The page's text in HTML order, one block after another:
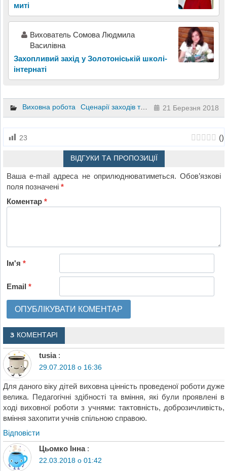
миті
Вихователь Сомова Людмила
Василівна
Захопливий захід у Золотоніській школі-
інтернаті
Виховна робота Сценарії заходів та свят 1 клас 2 клас
21 Березня 2018
23 ()
ВІДГУКИ ТА ПРОПОЗИЦІЇ
Ваша e-mail адреса не оприлюднюватиметься. Обов’язкові
поля позначені*
Коментар*
Ім'я*
Email*
3 КОМЕНТАРІ
tusia :
29.07.2018 о 16:36
Для даного віку дітей виховна цінність проведеної роботи дуже
велика. Педагогічні здібності та вміння, які були проявлені в
ході виховної роботи з учнями: тактовність, доброзичливість,
вміння захопити учнів спільною справою.
Відповіcти
Цьомко Інна :
22.03.2018 о 01:42